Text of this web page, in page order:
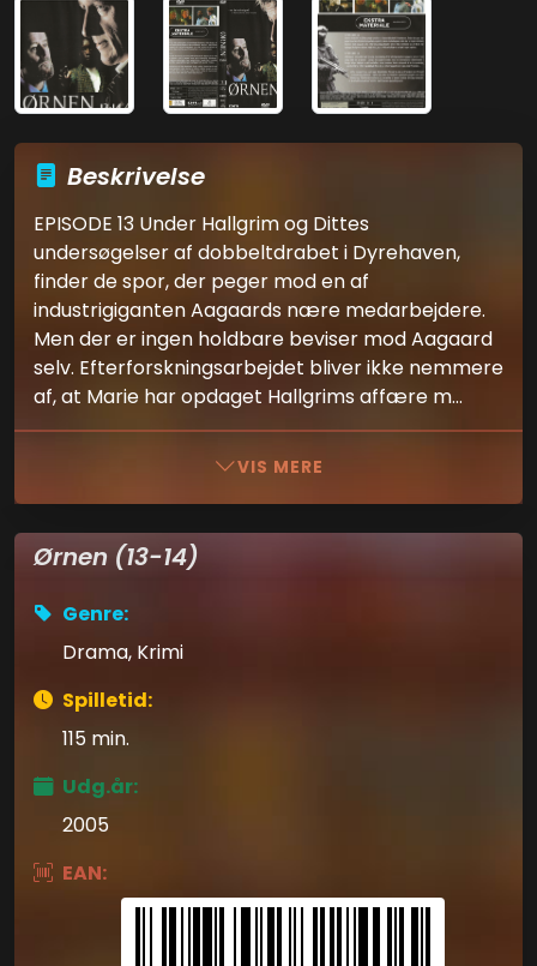
Beskrivelse
EPISODE 13 Under Hallgrim og Dittes
undersøgelser af dobbeltdrabet i Dyrehaven,
finder de spor, der peger mod en af
industrigiganten Aagaards nære medarbejdere.
Men der er ingen holdbare beviser mod Aagaard
selv. Efterforskningsarbejdet bliver ikke nemmere
af, at Marie har opdaget Hallgrims affære m...
VIS MERE
Ørnen (13-14)
Genre:
Drama, Krimi
Spilletid:
115 min.
Udg.år:
2005
EAN: